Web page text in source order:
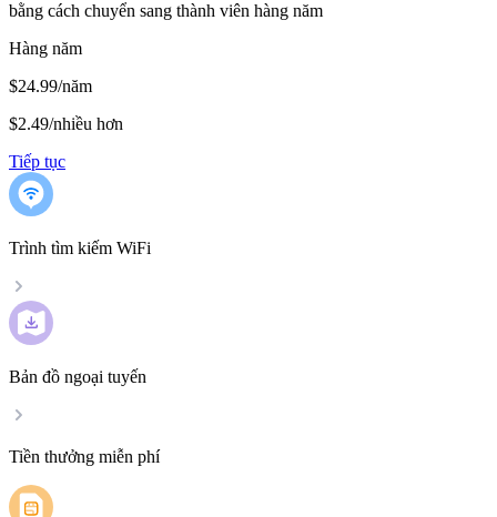
bằng cách chuyển sang thành viên hàng năm
Hàng năm
$24.99/năm
$2.49/nhiều hơn
Tiếp tục
Trình tìm kiếm WiFi
Bản đồ ngoại tuyến
Tiền thưởng miễn phí